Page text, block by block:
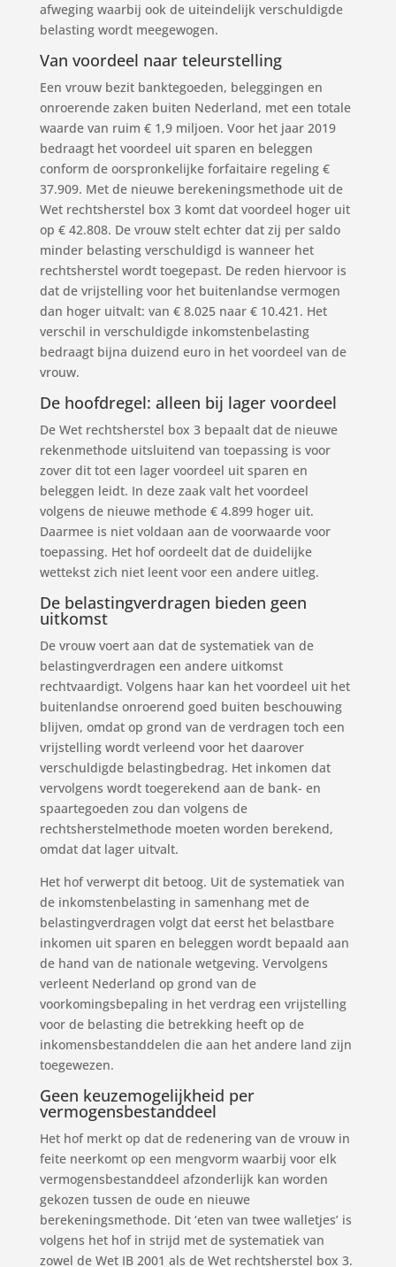
afweging waarbij ook de uiteindelijk verschuldigde
belasting wordt meegewogen.
Van voordeel naar teleurstelling
Een vrouw bezit banktegoeden, beleggingen en
onroerende zaken buiten Nederland, met een totale
waarde van ruim € 1,9 miljoen. Voor het jaar 2019
bedraagt het voordeel uit sparen en beleggen
conform de oorspronkelijke forfaitaire regeling €
37.909. Met de nieuwe berekeningsmethode uit de
Wet rechtsherstel box 3 komt dat voordeel hoger uit
op € 42.808. De vrouw stelt echter dat zij per saldo
minder belasting verschuldigd is wanneer het
rechtsherstel wordt toegepast. De reden hiervoor is
dat de vrijstelling voor het buitenlandse vermogen
dan hoger uitvalt: van € 8.025 naar € 10.421. Het
verschil in verschuldigde inkomstenbelasting
bedraagt bijna duizend euro in het voordeel van de
vrouw.
De hoofdregel: alleen bij lager voordeel
De Wet rechtsherstel box 3 bepaalt dat de nieuwe
rekenmethode uitsluitend van toepassing is voor
zover dit tot een lager voordeel uit sparen en
beleggen leidt. In deze zaak valt het voordeel
volgens de nieuwe methode € 4.899 hoger uit.
Daarmee is niet voldaan aan de voorwaarde voor
toepassing. Het hof oordeelt dat de duidelijke
wettekst zich niet leent voor een andere uitleg.
De belastingverdragen bieden geen
uitkomst
De vrouw voert aan dat de systematiek van de
belastingverdragen een andere uitkomst
rechtvaardigt. Volgens haar kan het voordeel uit het
buitenlandse onroerend goed buiten beschouwing
blijven, omdat op grond van de verdragen toch een
vrijstelling wordt verleend voor het daarover
verschuldigde belastingbedrag. Het inkomen dat
vervolgens wordt toegerekend aan de bank- en
spaartegoeden zou dan volgens de
rechtsherstelmethode moeten worden berekend,
omdat dat lager uitvalt.
Het hof verwerpt dit betoog. Uit de systematiek van
de inkomstenbelasting in samenhang met de
belastingverdragen volgt dat eerst het belastbare
inkomen uit sparen en beleggen wordt bepaald aan
de hand van de nationale wetgeving. Vervolgens
verleent Nederland op grond van de
voorkomingsbepaling in het verdrag een vrijstelling
voor de belasting die betrekking heeft op de
inkomensbestanddelen die aan het andere land zijn
toegewezen.
Geen keuzemogelijkheid per
vermogensbestanddeel
Het hof merkt op dat de redenering van de vrouw in
feite neerkomt op een mengvorm waarbij voor elk
vermogensbestanddeel afzonderlijk kan worden
gekozen tussen de oude en nieuwe
berekeningsmethode. Dit ‘eten van twee walletjes’ is
volgens het hof in strijd met de systematiek van
zowel de Wet IB 2001 als de Wet rechtsherstel box 3.